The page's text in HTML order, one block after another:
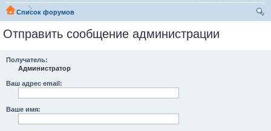
Список форумов
Отправить сообщение администрации
Получатель:
Администратор
Ваш адрес email:
Ваше имя: